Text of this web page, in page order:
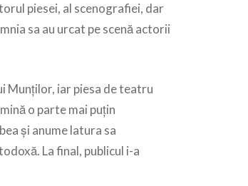
piesei, al scenografiei, dar
sa au urcat pe scenă actorii
Munților, iar piesa de teatru
o parte mai puțin
și anume latura sa
La final, publicul i-a